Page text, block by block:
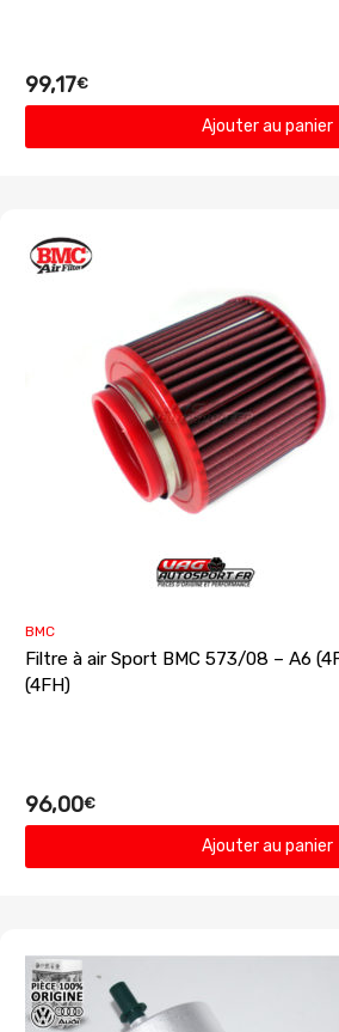
99,17€
Ajouter au panier
BMC
Filtre à air Sport BMC 573/08 – A6
(4FH)
96,00€
Ajouter au panier